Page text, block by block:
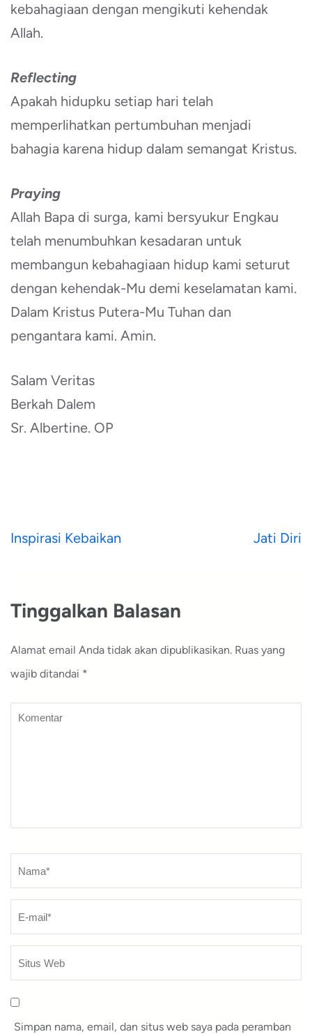
kebahagiaan dengan mengikuti kehendak
Allah.
Reflecting
Apakah hidupku setiap hari telah
memperlihatkan pertumbuhan menjadi
bahagia karena hidup dalam semangat Kristus.
Praying
Allah Bapa di surga, kami bersyukur Engkau
telah menumbuhkan kesadaran untuk
membangun kebahagiaan hidup kami seturut
dengan kehendak-Mu demi keselamatan kami.
Dalam Kristus Putera-Mu Tuhan dan
pengantara kami. Amin.
Salam Veritas
Berkah Dalem
Sr. Albertine. OP
Navigasi
Inspirasi Kebaikan Jati Diri
Tinggalkan Balasan
Alamat email Anda tidak akan dipublikasikan. Ruas yang
wajib ditandai *
Komentar
Nama
Simpan nama, email, dan situs web saya pada peramban